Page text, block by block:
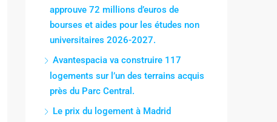
approuve 72 millions d’euros de
bourses et aides pour les études non
universitaires 2026-2027.
Avantespacia va construire 117
logements sur l’un des terrains acquis
près du Parc Central.
Le prix du logement à Madrid